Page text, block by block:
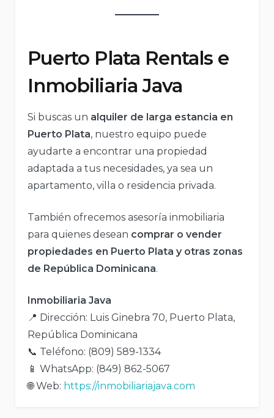
Puerto Plata Rentals e
Inmobiliaria Java
Si buscas un alquiler de larga estancia en
Puerto Plata, nuestro equipo puede
ayudarte a encontrar una propiedad
adaptada a tus necesidades, ya sea un
apartamento, villa o residencia privada.
También ofrecemos asesoría inmobiliaria
para quienes desean comprar o vender
propiedades en Puerto Plata y otras zonas
de República Dominicana.
Inmobiliaria Java
📍 Dirección: Luis Ginebra 70, Puerto Plata,
República Dominicana
📞 Teléfono: (809) 589-1334
📱 WhatsApp: (849) 862-5067
🌐 Web: https://inmobiliariajava.com